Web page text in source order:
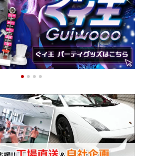
会 宴会 プレゼント 贈り
物 お祝い 罰ゲーム ビン
ゴ景品 2次会 楽しい)
ウーハー ウーファー カ
ー用品 カーパーツ ドレ
スアップ 自動車 RCA)